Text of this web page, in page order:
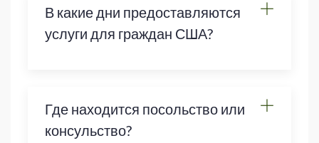
В какие дни предоставляются
услуги для граждан США?
Где находится посольство или
консульство?